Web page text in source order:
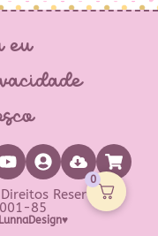
eu
Reservados
85
LunnaDesign♥
0